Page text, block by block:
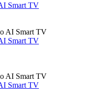
Smart TV
Smart TV
Smart TV